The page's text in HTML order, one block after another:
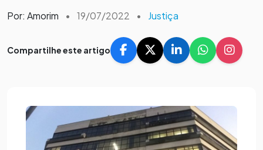
Por: Amorim • 19/07/2022 • Justiça
Compartilhe este artigo